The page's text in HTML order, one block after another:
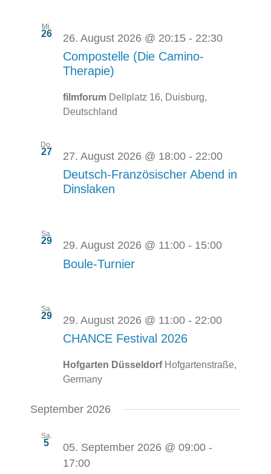
Mi.
26 26. August 2026 @ 20:15- 22:30
Compostelle (Die Camino-
Therapie)
filmforum Dellplatz 16, Duisburg,
Deutschland
Do.
27 27. August 2026 @ 18:00- 22:00
Deutsch-Französischer Abend in
Dinslaken
Sa.
29 29. August 2026 @ 11:00- 15:00
Boule-Turnier
Sa.
29 29. August 2026 @ 11:00- 22:00
CHANCE Festival 2026
Hofgarten Düsseldorf Hofgartenstraße,
Germany
September 2026
Sa.
5 05. September 2026 @ 09:00-
17:00